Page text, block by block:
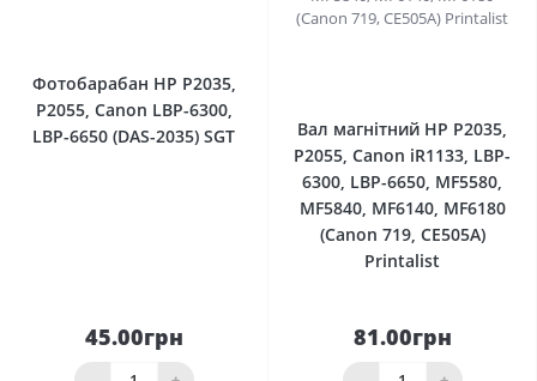
Фотобарабан HP P2035,
P2055, Canon LBP-6300,
LBP-6650 (DAS-2035) SGT
45.00грн
Вал магнітний HP P2035,
P2055, Canon iR1133, LBP-
6300, LBP-6650, MF5580,
MF5840, MF6140, MF6180
(Canon 719, CE505A)
Printalist
81.00грн